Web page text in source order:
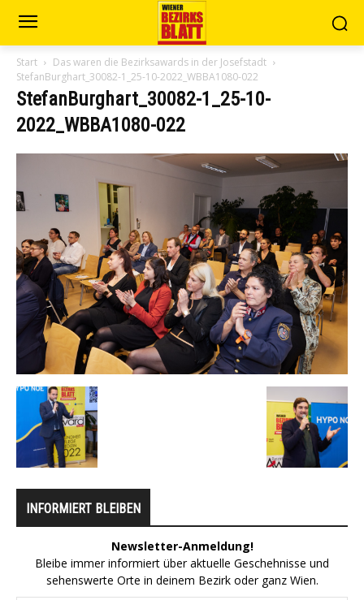
Start
Das waren die Bezirksawards in der Josefstadt
StefanBurghart_30082-1_25-10-2022_WBBA1080-022
StefanBurghart_30082-1_25-10-
2022_WBBA1080-022
INFORMIERT BLEIBEN
Newsletter-Anmeldung!
Bleibe immer informiert über aktuelle Geschehnisse und
sehenswerte Orte in deinem Bezirk oder ganz Wien.